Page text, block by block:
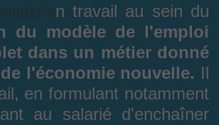
n travail au sein du
du modèle de l'emploi
dans un métier donné
l'économie nouvelle. Il
en formulant notamment
au salarié d'enchaîner